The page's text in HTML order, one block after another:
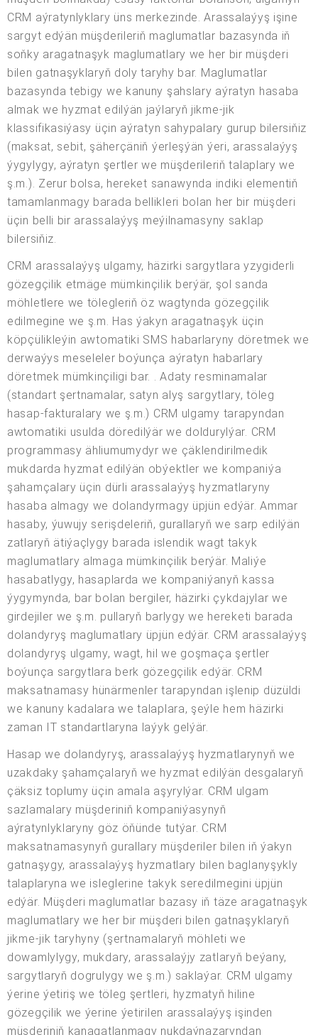
CRM aýratynlyklary üns merkezinde. Arassalaýyş işine
sargyt edýän müşderileriň maglumatlar bazasynda iň
soňky aragatnaşyk maglumatlary we her bir müşderi
bilen gatnaşyklaryň doly taryhy bar. Maglumatlar
bazasynda tebigy we kanuny şahslary aýratyn hasaba
almak we hyzmat edilýän jaýlaryň jikme-jik
klassifikasiýasy üçin aýratyn sahypalary gurup bilersiňiz
(maksat, sebit, şäherçäniň ýerleşýän ýeri, arassalaýyş
ýygylygy, aýratyn şertler we müşderileriň talaplary we
ş.m.). Zerur bolsa, hereket sanawynda indiki elementiň
tamamlanmagy barada bellikleri bolan her bir müşderi
üçin belli bir arassalaýyş meýilnamasyny saklap
bilersiňiz.
CRM arassalaýyş ulgamy, häzirki sargytlara yzygiderli
gözegçilik etmäge mümkinçilik berýär, şol sanda
möhletlere we tölegleriň öz wagtynda gözegçilik
edilmegine we ş.m. Has ýakyn aragatnaşyk üçin
köpçülikleýin awtomatiki SMS habarlaryny döretmek we
derwaýys meseleler boýunça aýratyn habarlary
döretmek mümkinçiligi bar. . Adaty resminamalar
(standart şertnamalar, satyn alyş sargytlary, töleg
hasap-fakturalary we ş.m.) CRM ulgamy tarapyndan
awtomatiki usulda döredilýär we doldurylýar. CRM
programmasy ähliumumydyr we çäklendirilmedik
mukdarda hyzmat edilýän obýektler we kompaniýa
şahamçalary üçin dürli arassalaýyş hyzmatlaryny
hasaba almagy we dolandyrmagy üpjün edýär. Ammar
hasaby, ýuwujy serişdeleriň, gurallaryň we sarp edilýän
zatlaryň ätiýaçlygy barada islendik wagt takyk
maglumatlary almaga mümkinçilik berýär. Maliýe
hasabatlygy, hasaplarda we kompaniýanyň kassa
ýygymynda, bar bolan bergiler, häzirki çykdajylar we
girdejiler we ş.m. pullaryň barlygy we hereketi barada
dolandyryş maglumatlary üpjün edýär. CRM arassalaýyş
dolandyryş ulgamy, wagt, hil we goşmaça şertler
boýunça sargytlara berk gözegçilik edýär. CRM
maksatnamasy hünärmenler tarapyndan işlenip düzüldi
we kanuny kadalara we talaplara, şeýle hem häzirki
zaman IT standartlaryna laýyk gelýär.
Hasap we dolandyryş, arassalaýyş hyzmatlarynyň we
uzakdaky şahamçalaryň we hyzmat edilýän desgalaryň
çäksiz toplumy üçin amala aşyrylýar. CRM ulgam
sazlamalary müşderiniň kompaniýasynyň
aýratynlyklaryny göz öňünde tutýar. CRM
maksatnamasynyň gurallary müşderiler bilen iň ýakyn
gatnaşygy, arassalaýyş hyzmatlary bilen baglanyşykly
talaplaryna we isleglerine takyk seredilmegini üpjün
edýär. Müşderi maglumatlar bazasy iň täze aragatnaşyk
maglumatlary we her bir müşderi bilen gatnaşyklaryň
jikme-jik taryhyny (şertnamalaryň möhleti we
dowamlylygy, mukdary, arassalaýjy zatlaryň beýany,
sargytlaryň dogrulygy we ş.m.) saklaýar. CRM ulgamy
ýerine ýetiriş we töleg şertleri, hyzmatyň hiline
gözegçilik we ýerine ýetirilen arassalaýyş işinden
müşderiniň kanagatlanmagy nukdaýnazaryndan